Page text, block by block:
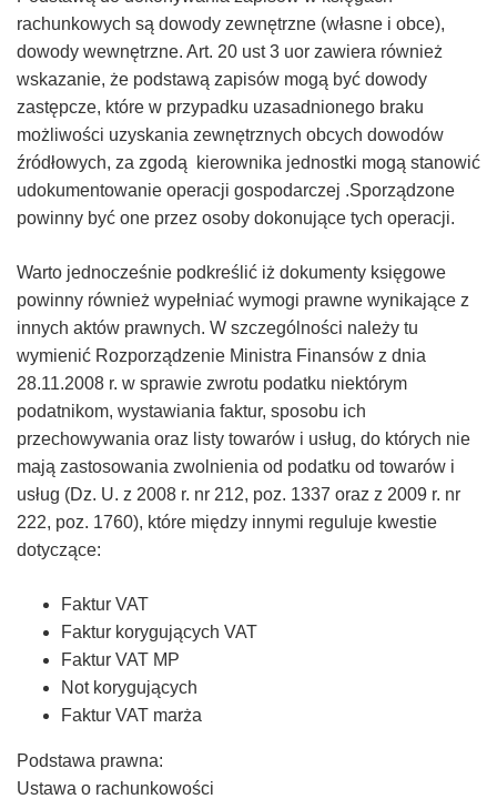
rachunkowych są dowody zewnętrzne (własne i obce),
dowody wewnętrzne. Art. 20 ust 3 uor zawiera również
wskazanie, że podstawą zapisów mogą być dowody
zastępcze, które w przypadku uzasadnionego braku
możliwości uzyskania zewnętrznych obcych dowodów
źródłowych, za zgodą kierownika jednostki mogą stanowić
udokumentowanie operacji gospodarczej .Sporządzone
powinny być one przez osoby dokonujące tych operacji.
Warto jednocześnie podkreślić iż dokumenty księgowe
powinny również wypełniać wymogi prawne wynikające z
innych aktów prawnych. W szczególności należy tu
wymienić Rozporządzenie Ministra Finansów z dnia
28.11.2008 r. w sprawie zwrotu podatku niektórym
podatnikom, wystawiania faktur, sposobu ich
przechowywania oraz listy towarów i usług, do których nie
mają zastosowania zwolnienia od podatku od towarów i
usług (Dz. U. z 2008 r. nr 212, poz. 1337 oraz z 2009 r. nr
222, poz. 1760), które między innymi reguluje kwestie
dotyczące:
Faktur VAT
Faktur korygujących VAT
Faktur VAT MP
Not korygujących
Faktur VAT marża
Podstawa prawna:
Ustawa o rachunkowości